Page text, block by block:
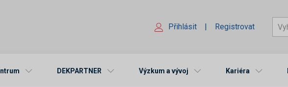
Přihlásit | Registrovat
DEKPARTNER Výzkum a vývoj Kariéra